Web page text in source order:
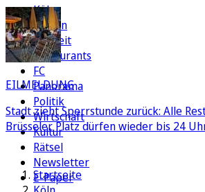
Köln
Region
Freizeit
Restaurants
FC
Panorama
Politik
Wirtschaft
Kultur
Rätsel
Newsletter
E-Paper
EILMELDUNG
Stadt zieht Sperrstunde zurück: Alle
Brüsseler Platz dürfen wieder bis 24
Startseite